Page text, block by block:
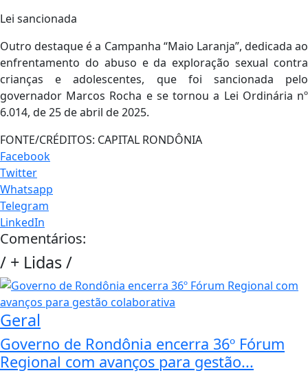
Lei sancionada
Outro destaque é a Campanha “Maio Laranja”, dedicada ao
enfrentamento do abuso e da exploração sexual contra
crianças e adolescentes, que foi sancionada pelo
governador Marcos Rocha e se tornou a Lei Ordinária nº
6.014, de 25 de abril de 2025.
FONTE/CRÉDITOS: CAPITAL RONDÔNIA
Facebook
Twitter
Whatsapp
Telegram
LinkedIn
Comentários:
/ + Lidas/
Geral
Governo de Rondônia encerra 36º Fórum
Regional com avanços para gestão...